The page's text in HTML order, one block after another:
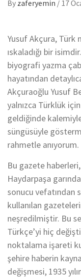
By zaferyemin / 17
Yusuf Akçura, Türk
ıskaladığı bir
biyografi yazma
hayatından
Akçuraoğlu Yusuf
yalnızca Türklük
geldiğinde
süngüsüyle
rahmetle anıyorum.
Bu gazete
Haydarpaşa
sonucu vefatından
kullanılan
neşredilmiştir. Bu
Türkçe’yi hiç
noktalama işareti
şehire haberin
değişmesi, 1935